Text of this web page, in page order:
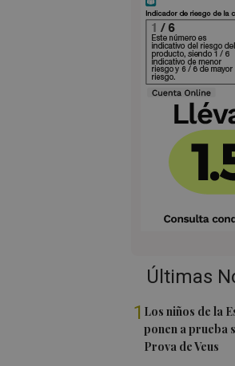
Últimas
1 Los niños de la
ponen a prueba
Prova de Veus